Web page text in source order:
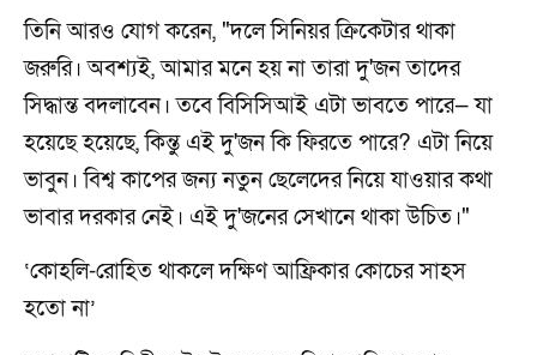
তিনি আরও যোগ করেন, "দলে সিনিয়র ক্রিকেটার থাকা
জরুরি। অবশ্যই, আমার মনে হয় না তারা দু'জন তাদের
সিদ্ধান্ত বদলাবেন। তবে বিসিসিআই এটা ভাবতে পারে— যা
হয়েছে হয়েছে, কিন্তু এই দু'জন কি ফিরতে পারে? এটা নিয়ে
ভাবুন। বিশ্ব কাপের জন্য নতুন ছেলেদের নিয়ে যাওয়ার কথা
ভাবার দরকার নেই। এই দু'জনের সেখানে থাকা উচিত।"
‘কোহলি-রোহিত থাকলে দক্ষিণ আফ্রিকার কোচের সাহস
হতো না’